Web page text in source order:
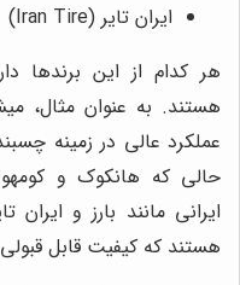
ایران تایر (Iran Tire)
هر کدام از این برندها
هستند. به عنوان مثال،
عملکرد عالی در زمینه
حالی که هانکوک و
ایرانی مانند بارز و
هستند که کیفیت قابل